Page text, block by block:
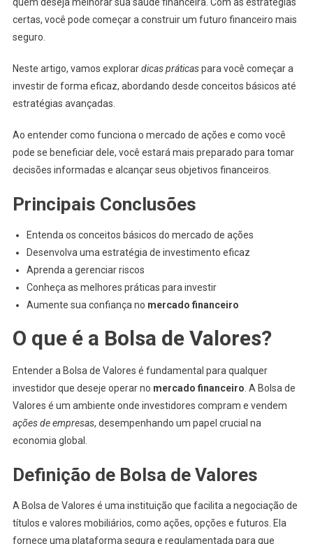
Investir
Na
Práticas
certas, você pode começar a construir um futuro financeiro mais
seguro.
Neste artigo, vamos explorardicas práticaspara você começar a
investir de forma eficaz, abordando desde conceitos básicos até
estratégias avançadas.
Ao entender como funciona o mercado de ações e como você
pode se beneficiar dele, você estará mais preparado para tomar
decisões informadas e alcançar seus objetivos financeiros.
Principais Conclusões
Entenda os conceitos básicos do mercado de ações
Desenvolva uma estratégia de investimento eficaz
Aprenda a gerenciar riscos
Conheça as melhores práticas para investir
Aumente sua confiança no mercado financeiro
O que é a Bolsa de Valores?
Entender a Bolsa de Valores é fundamental para qualquer
investidor que deseje operar no mercado financeiro . A Bolsa de
Valores é um ambiente onde investidores compram e vendem
ações de empresas, desempenhando um papel crucial na
economia global.
Definição de Bolsa de Valores
A Bolsa de Valores é uma instituição que facilita a negociação de
títulos e valores mobiliários, como ações, opções e futuros. Ela
fornece uma plataforma segura e regulamentada para que